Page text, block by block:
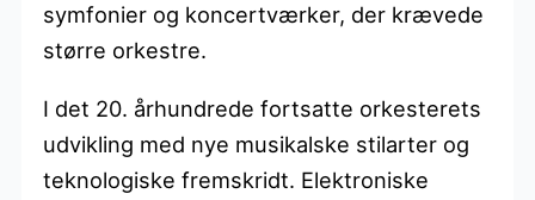
symfonier og koncertværker, der krævede
større orkestre.
I det 20. århundrede fortsatte orkesterets
udvikling med nye musikalske stilarter og
teknologiske fremskridt. Elektroniske